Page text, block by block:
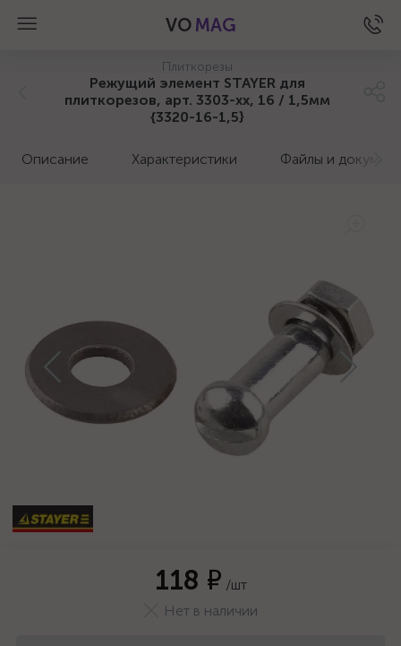
VO MAG
Плиткорезы
Режущий элемент STAYER для
плиткорезов, арт. 3303-хх, 16 / 1,5мм
{3320-16-1,5}
Описание Характеристики Файлы и
118 ₽ /шт
Нет в наличии